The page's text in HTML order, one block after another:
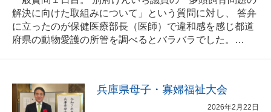
解決に向けた取組みについて」という質問に対し、 答弁
に立ったのが保健医療部長（医師）で違和感を感じ都道
府県の動物愛護の所管を調べるとバラバラでした。…
兵庫県母子・寡婦福祉大会
2026年2月22日